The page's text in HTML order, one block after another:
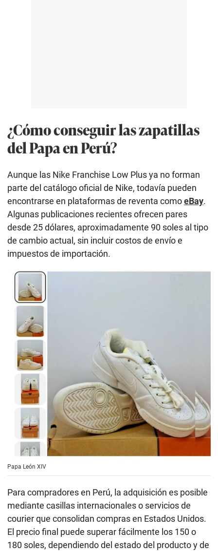
¿Cómo conseguir las zapatillas
del Papa en Perú?
Aunque las Nike Franchise Low Plus ya no forman
parte del catálogo oficial de Nike, todavía pueden
encontrarse en plataformas de reventa comoeBay.
Algunas publicaciones recientes ofrecen pares
desde 25 dólares, aproximadamente 90 soles al tipo
de cambio actual, sin incluir costos de envío e
impuestos de importación.
Papa León XIV
Para compradores en Perú, la adquisición es posible
mediante casillas internacionales o servicios de
courier que consolidan compras en Estados Unidos.
El precio final puede superar fácilmente los 150 o
180 soles, dependiendo del estado del producto y de